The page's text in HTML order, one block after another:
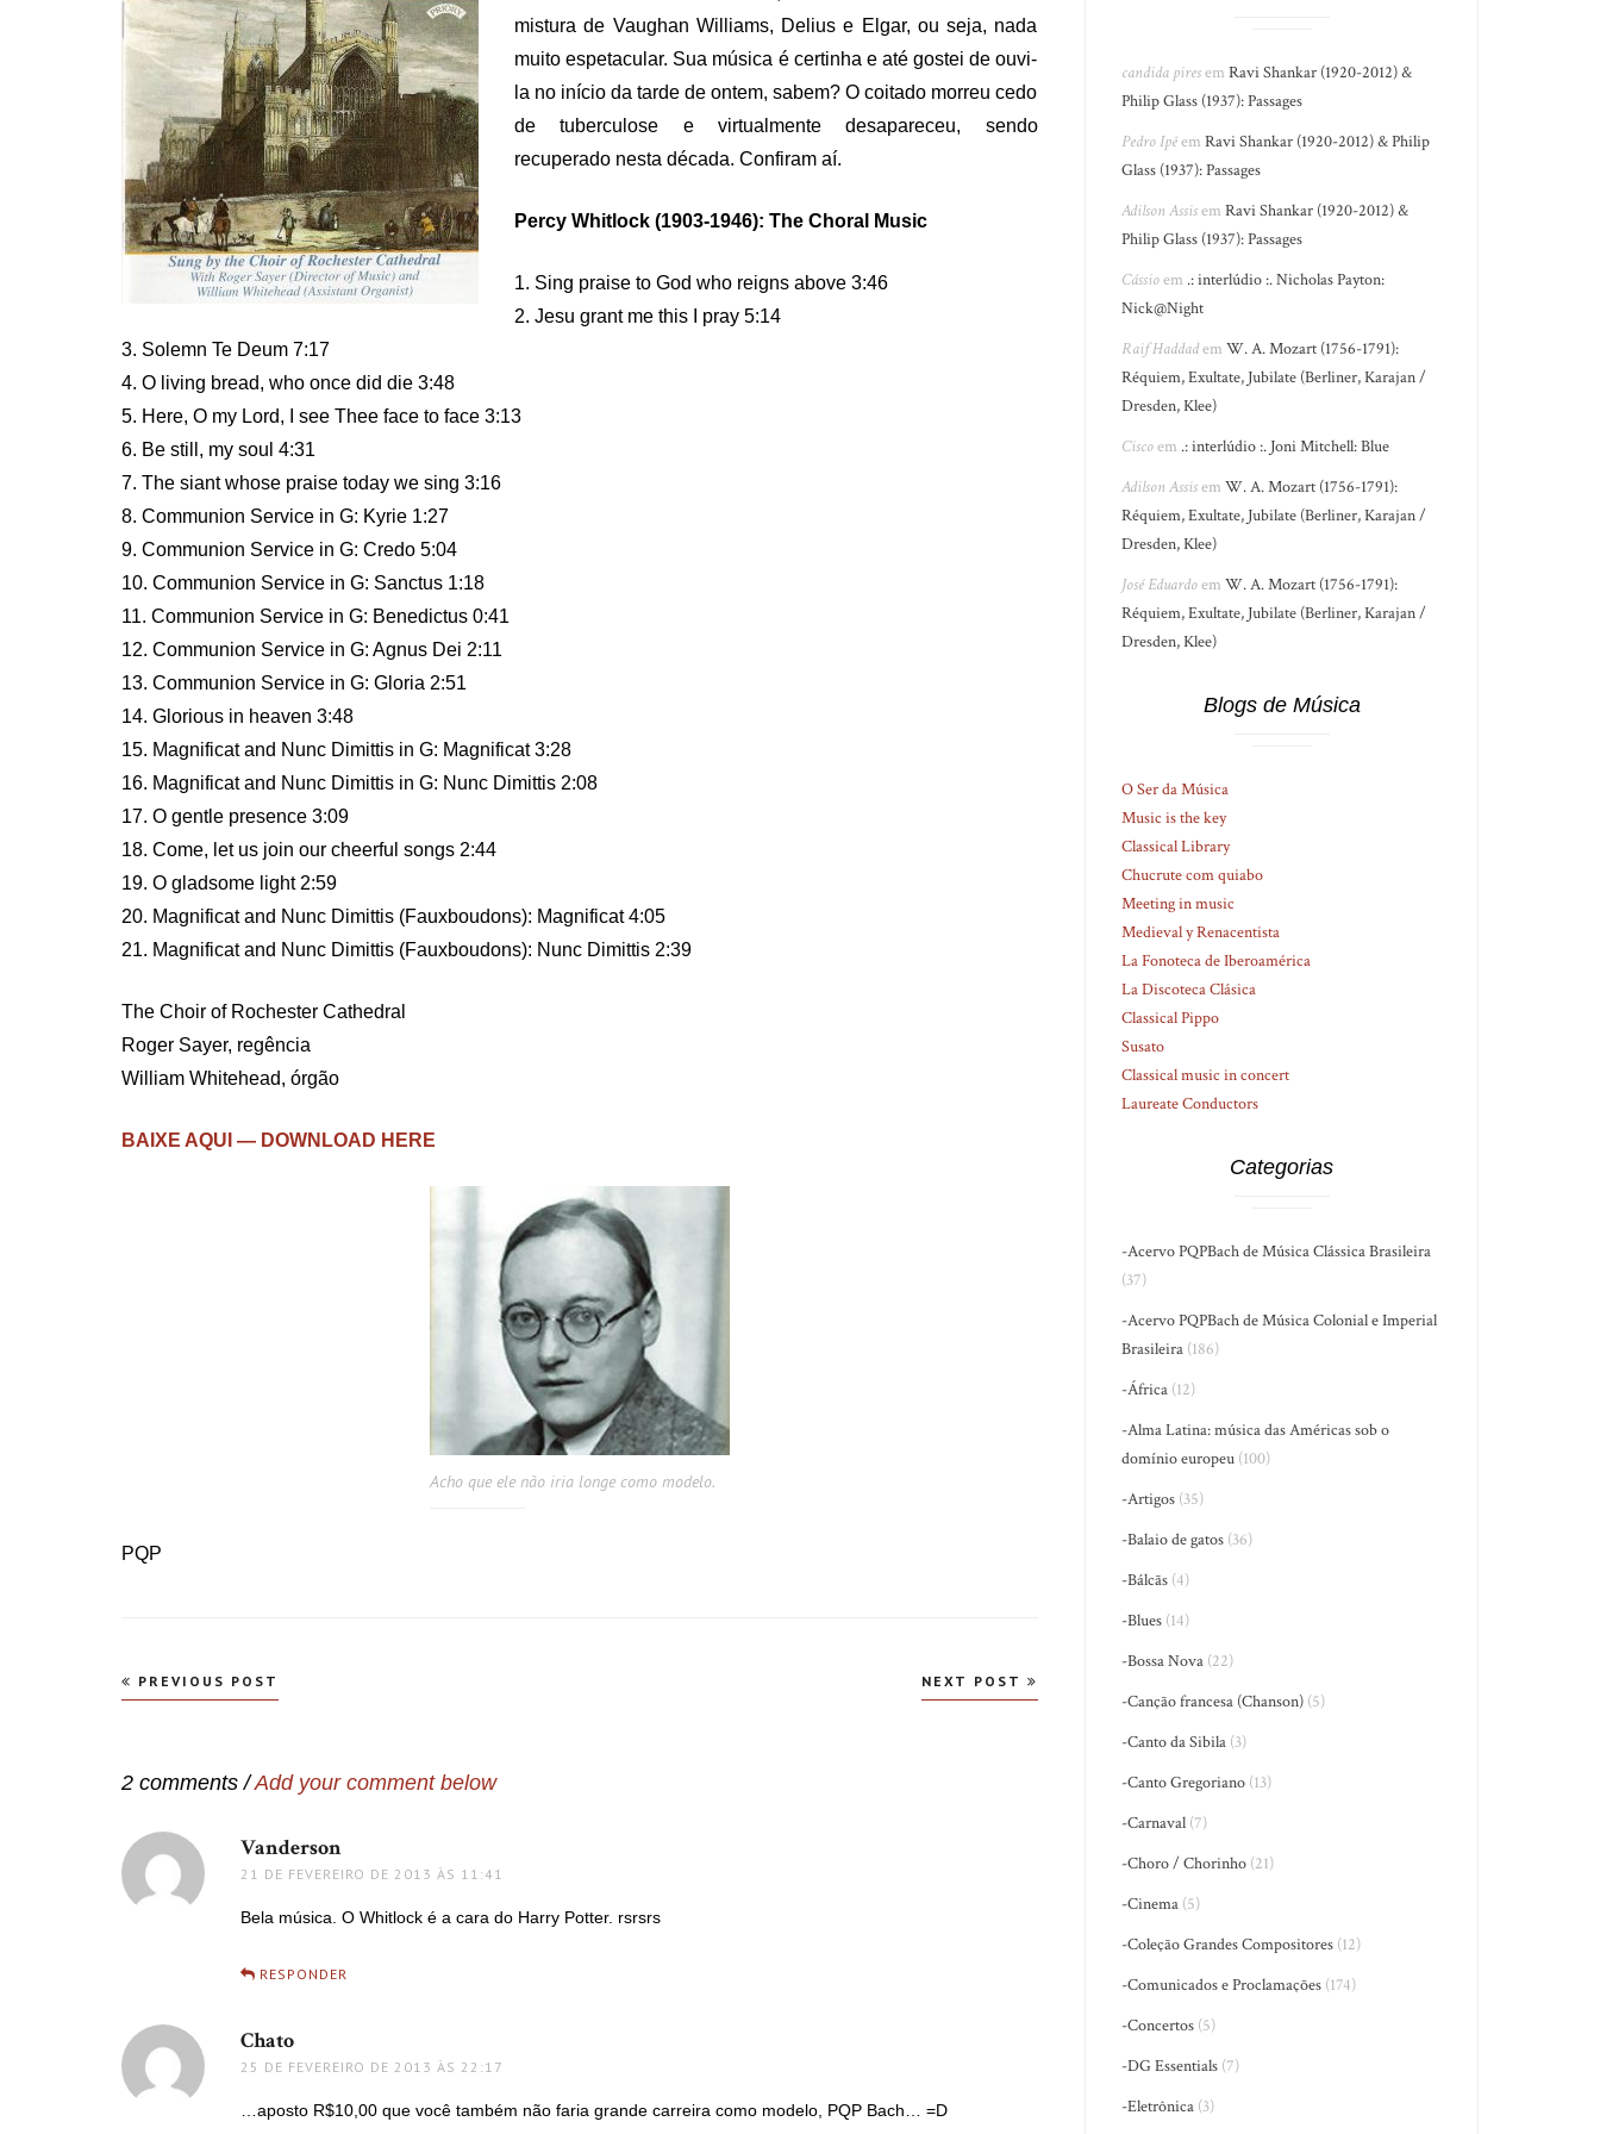
mistura de Vaughan Williams, Delius e Elgar, ou seja, nada
muito espetacular. Sua música é certinha e até gostei de ouvi-
la no início da tarde de ontem, sabem? O coitado morreu cedo
de tuberculose e virtualmente desapareceu, sendo
recuperado nesta década. Confiram aí.
Percy Whitlock (1903-1946): The Choral Music
1. Sing praise to God who reigns above 3:46
2. Jesu grant me this I pray 5:14
3. Solemn Te Deum 7:17
4. O living bread, who once did die 3:48
5. Here, O my Lord, I see Thee face to face 3:13
6. Be still, my soul 4:31
7. The siant whose praise today we sing 3:16
8. Communion Service in G: Kyrie 1:27
9. Communion Service in G: Credo 5:04
10. Communion Service in G: Sanctus 1:18
11. Communion Service in G: Benedictus 0:41
12. Communion Service in G: Agnus Dei 2:11
13. Communion Service in G: Gloria 2:51
14. Glorious in heaven 3:48
15. Magnificat and Nunc Dimittis in G: Magnificat 3:28
16. Magnificat and Nunc Dimittis in G: Nunc Dimittis 2:08
17. O gentle presence 3:09
18. Come, let us join our cheerful songs 2:44
19. O gladsome light 2:59
20. Magnificat and Nunc Dimittis (Fauxboudons): Magnificat 4:05
21. Magnificat and Nunc Dimittis (Fauxboudons): Nunc Dimittis 2:39
The Choir of Rochester Cathedral
Roger Sayer, regência
William Whitehead, órgão
BAIXE AQUI — DOWNLOAD HERE
Acho que ele não iria longe como modelo.
PQP
Navegação
PREVIOUS POST NEXT POST
2 comments /Add your comment below
Vanderson
21 DE FEVEREIRO DE 2013 ÀS 11:41
Bela música. O Whitlock é a cara do Harry Potter. rsrsrs
RESPONDER
Chato
25 DE FEVEREIRO DE 2013 ÀS 22:17
…aposto R$10,00 que você também não faria grande carreira como modelo, PQP Bach… =D
candida piresemRavi Shankar (1920-2012) &
Philip Glass (1937): Passages
Pedro IpêemRavi Shankar (1920-2012) & Philip
Glass (1937): Passages
Adilson AssisemRavi Shankar (1920-2012) &
Philip Glass (1937): Passages
Cássioem .: interlúdio :. Nicholas Payton:
Nick@Night
Raif HaddademW. A. Mozart (1756-1791):
Réquiem, Exultate, Jubilate (Berliner, Karajan /
Dresden, Klee)
Ciscoem .: interlúdio :. Joni Mitchell: Blue
Adilson AssisemW. A. Mozart (1756-1791):
Réquiem, Exultate, Jubilate (Berliner, Karajan /
Dresden, Klee)
José EduardoemW. A. Mozart (1756-1791):
Réquiem, Exultate, Jubilate (Berliner, Karajan /
Dresden, Klee)
Blogs de Música
O Ser da Música
Music is the key
Classical Library
Chucrute com quiabo
Meeting in music
Medieval y Renacentista
La Fonoteca de Iberoamérica
La Discoteca Clásica
Classical Pippo
Susato
Classical music in concert
Laureate Conductors
Categorias
-Acervo PQPBach de Música Clássica Brasileira
(37)
-Acervo PQPBach de Música Colonial e Imperial
Brasileira (186)
-África (12)
-Alma Latina: música das Américas sob o
domínio europeu (100)
-Artigos (35)
-Balaio de gatos (36)
-Bálcãs (4)
-Blues (14)
-Bossa Nova (22)
-Canção francesa (Chanson) (5)
-Canto da Sibila (3)
-Canto Gregoriano (13)
-Carnaval (7)
-Choro / Chorinho (21)
-Cinema (5)
-Coleção Grandes Compositores (12)
-Comunicados e Proclamações (174)
-Concertos (5)
-DG Essentials (7)
-Eletrônica (3)